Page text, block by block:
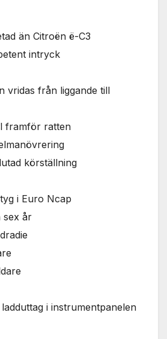
än Citroën ë-C3
intryck
vridas från liggande till
framför ratten
körställning
i Euro Ncap
sex år
i instrumentpanelen